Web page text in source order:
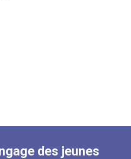
des jeunes